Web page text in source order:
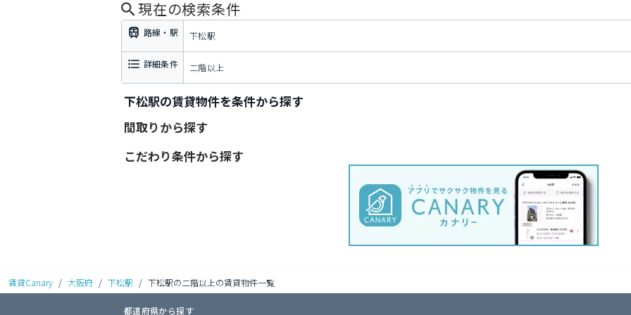
現在の検索条件
路線・駅 下松駅
詳細条件 二階以上
下松駅の賃貸物件を条件から探す
間取りから探す
こだわり条件から探す
賃貸Canary / 大阪府 / 下松駅 / 下松駅の二階以上の賃貸物件一覧
都道府県から探す